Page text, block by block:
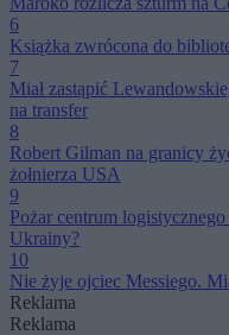
6
Książka zwrócona do
7
Miał zastąpić
na transfer
8
Robert Gilman na granicy
żołnierza USA
9
Pożar centrum
Ukrainy?
10
Nie żyje ojciec Messiego.
Reklama
Reklama